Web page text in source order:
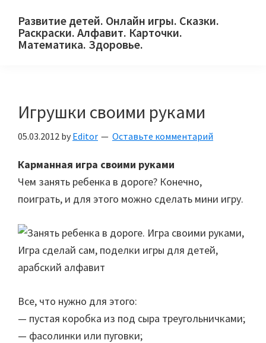
primary
main
primary
Развитие детей. Онлайн игры. Сказки.
Раскраски. Алфавит. Карточки.
Математика. Здоровье.
и
родителей.
Игрушки своими руками
05.03.2012 by Editor Оставьте комментарий
Карманная игра своими руками
Чем занять ребенка в дороге? Конечно,
поиграть, и для этого можно сделать мини игру.
Все, что нужно для этого:
— пустая коробка из под сыра треугольничками;
— фасолинки или пуговки;